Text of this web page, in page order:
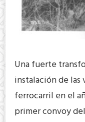
Una fuerte
instalación de las
ferrocarril en el
primer convoy